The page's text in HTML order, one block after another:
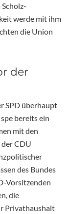
werde mit ihm
die Union
der
SPD überhaupt
bereits ein
mit den
CDU
des Bundes
Vorsitzenden
die
Privathaushalt